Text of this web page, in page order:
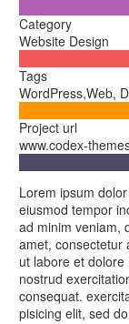
Category
Website Design
Tags
WordPress,Web,
Project url
www.codex-
Lorem ipsum
eiusmod tempor
ad minim veniam,
amet, consectetur
ut labore et
nostrud
consequat.
pisicing elit, sed